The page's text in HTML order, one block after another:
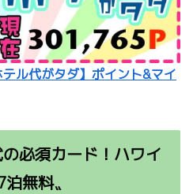
ル代がタダ】ポイント&マイ
必須カード！ハワイ
無料〟